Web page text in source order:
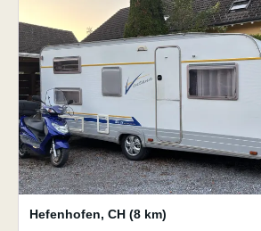
Hefenhofen, CH (8 km)